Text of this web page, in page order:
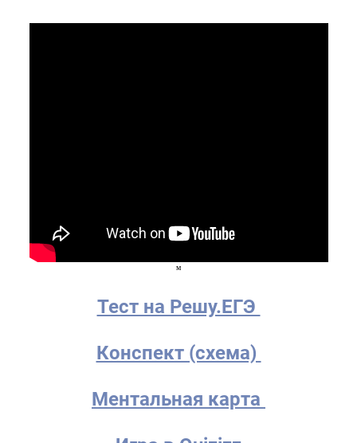
м
Тест на Решу.ЕГЭ
Конспект (схема)
Ментальная карта